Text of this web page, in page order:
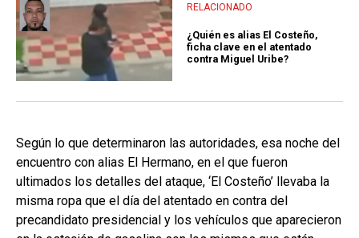
RELACIONADO
¿Quién es alias El Costeño,
ficha clave en el atentado
contra Miguel Uribe?
Según lo que determinaron las autoridades, esa noche del
encuentro con alias El Hermano, en el que fueron
ultimados los detalles del ataque, ‘El Costeño’ llevaba la
misma ropa que el día del atentado en contra del
precandidato presidencial y los vehículos que aparecieron